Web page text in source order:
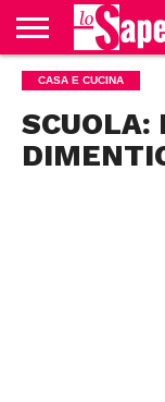
CURIOSITÀ
BENESSERE
GOSSIP
PRODOTTI
NEWS
CASA E
CASA E CUCINA
SCUOLA: